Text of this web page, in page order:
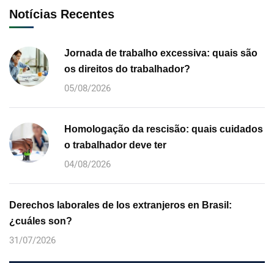
Notícias Recentes
Jornada de trabalho excessiva: quais são
os direitos do trabalhador?
05/08/2026
Homologação da rescisão: quais cuidados
o trabalhador deve ter
04/08/2026
Derechos laborales de los extranjeros en Brasil:
¿cuáles son?
31/07/2026